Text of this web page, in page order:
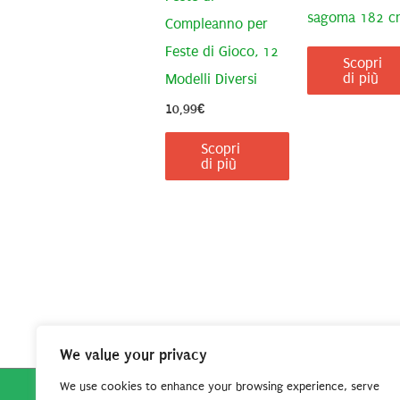
We value your privacy
We use cookies to enhance your browsing experience, serve
Compleanno per
Feste di Gioco, 12
Modelli Diversi
10,99€
Scopri
di più
sagoma 182
Scopri
di più